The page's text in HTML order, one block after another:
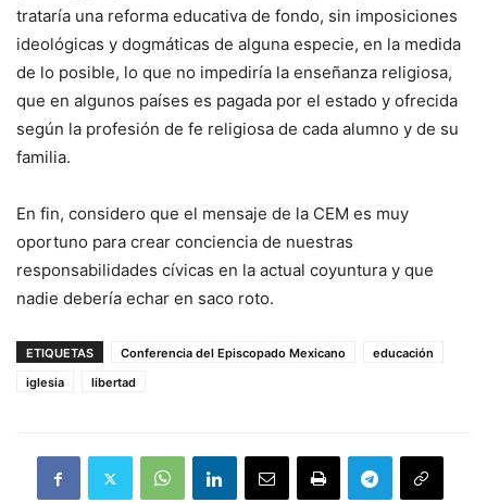
trataría una reforma educativa de fondo, sin imposiciones
ideológicas y dogmáticas de alguna especie, en la medida
de lo posible, lo que no impediría la enseñanza religiosa,
que en algunos países es pagada por el estado y ofrecida
según la profesión de fe religiosa de cada alumno y de su
familia.
En fin, considero que el mensaje de la CEM es muy
oportuno para crear conciencia de nuestras
responsabilidades cívicas en la actual coyuntura y que
nadie debería echar en saco roto.
ETIQUETAS Conferencia del Episcopado Mexicano
educación
iglesia
libertad